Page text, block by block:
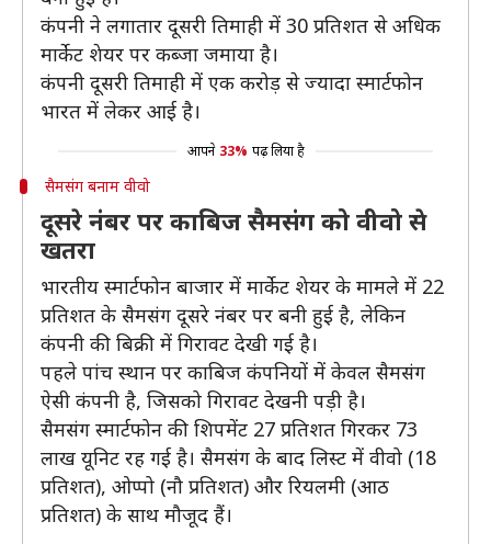
कंपनी ने लगातार दूसरी तिमाही में 30 प्रतिशत से अधिक
मार्केट शेयर पर कब्जा जमाया है।
कंपनी दूसरी तिमाही में एक करोड़ से ज्यादा स्मार्टफोन
भारत में लेकर आई है।
आपने 33% पढ़ लिया है
सैमसंग बनाम वीवो
दूसरे नंबर पर काबिज सैमसंग को वीवो से
खतरा
भारतीय स्मार्टफोन बाजार में मार्केट शेयर के मामले में 22
प्रतिशत के सैमसंग दूसरे नंबर पर बनी हुई है, लेकिन
कंपनी की बिक्री में गिरावट देखी गई है।
पहले पांच स्थान पर काबिज कंपनियों में केवल सैमसंग
ऐसी कंपनी है, जिसको गिरावट देखनी पड़ी है।
सैमसंग स्मार्टफोन की शिपमेंट 27 प्रतिशत गिरकर 73
लाख यूनिट रह गई है। सैमसंग के बाद लिस्ट में वीवो (18
प्रतिशत), ओप्पो (नौ प्रतिशत) और रियलमी (आठ
प्रतिशत) के साथ मौजूद हैं।